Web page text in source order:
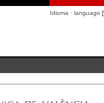
Idioma · language